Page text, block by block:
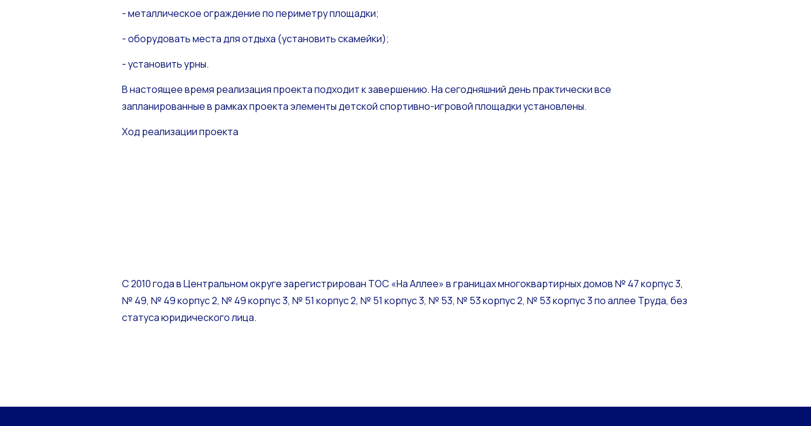
- металлическое ограждение по периметру площадки;
- оборудовать места для отдыха (установить скамейки);
- установить урны.
В настоящее время реализация проекта подходит к завершению. На сегодняшний день практически все
запланированные в рамках проекта элементы детской спортивно-игровой площадки установлены.
Ход реализации проекта
С 2010 года в Центральном округе зарегистрирован ТОС «На Аллее» в границах многоквартирных домов № 47 корпус 3,
№ 49, № 49 корпус 2, № 49 корпус 3, № 51 корпус 2, № 51 корпус 3, № 53, № 53 корпус 2, № 53 корпус 3 по аллее Труда, без
статуса юридического лица.